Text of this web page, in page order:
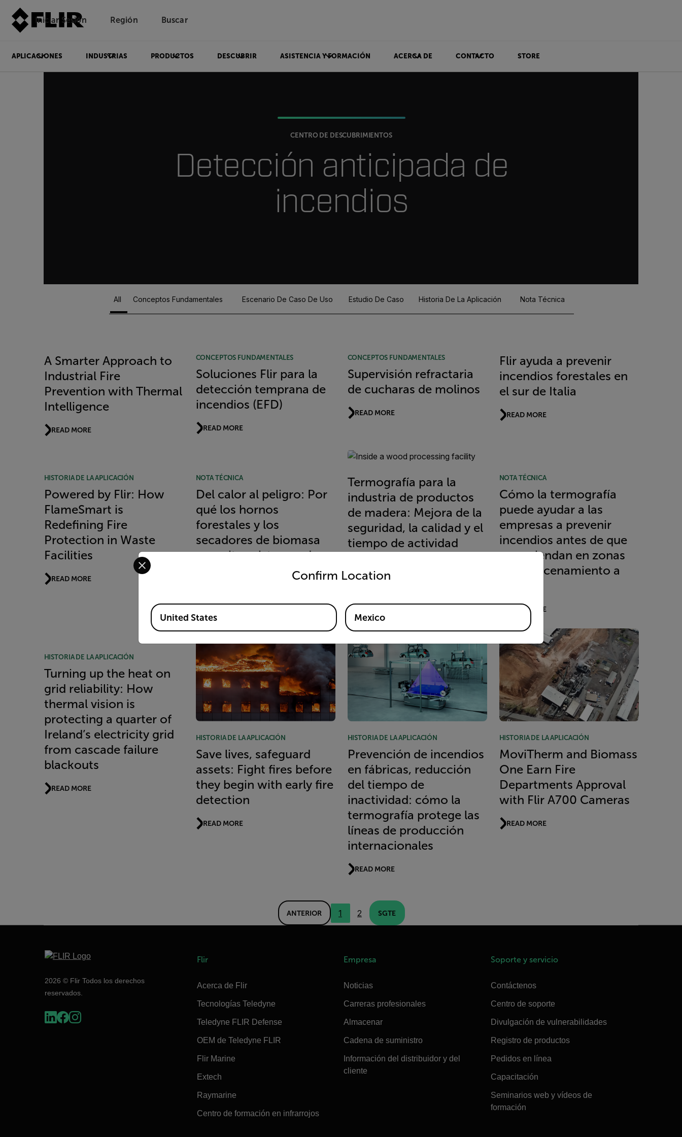
Iniciar Sesión Región Buscar
APLICACIONES INDUSTRIAS PRODUCTOS DESCUBRIR ASISTENCIA Y FORMACIÓN ACERCA DE CONTACTO STORE
CENTRO DE DESCUBRIMIENTOS
Detección anticipada de
incendios
Article Listing
All Conceptos Fundamentales Escenario De Caso De Uso Estudio De Caso Historia De La Aplicación Nota Técnica
A Smarter Approach to
Industrial Fire
Prevention with Thermal
Intelligence
READ MORE
CONCEPTOS FUNDAMENTALES
Soluciones Flir para la
detección temprana de
incendios (EFD)
READ MORE
CONCEPTOS FUNDAMENTALES
Supervisión refractaria
de cucharas de molinos
READ MORE
Flir ayuda a prevenir
incendios forestales en
el sur de Italia
READ MORE
HISTORIA DE LA APLICACIÓN
Powered by Flir: How
FlameSmart is
Redefining Fire
Protection in Waste
Facilities
READ MORE
NOTA TÉCNICA
Del calor al peligro: Por
qué los hornos
forestales y los
secadores de biomasa
necesitan sistemas de
detección temprana de
Termografía para la
industria de productos
de madera: Mejora de la
seguridad, la calidad y el
tiempo de actividad
READ MORE
NOTA TÉCNICA
Cómo la termografía
puede ayudar a las
empresas a prevenir
incendios antes de que
se enciendan en zonas
de almacenamiento a
READ MORE
HISTORIA DE LA APLICACIÓN
Turning up the heat on
grid reliability: How
thermal vision is
protecting a quarter of
Ireland’s electricity grid
from cascade failure
blackouts
READ MORE
HISTORIA DE LA APLICACIÓN
Save lives, safeguard
assets: Fight fires before
they begin with early fire
detection
READ MORE
HISTORIA DE LA APLICACIÓN
Prevención de incendios
en fábricas, reducción
del tiempo de
inactividad: cómo la
termografía protege las
líneas de producción
internacionales
READ MORE
HISTORIA DE LA APLICACIÓN
MoviTherm and Biomass
One Earn Fire
Departments Approval
with Flir A700 Cameras
READ MORE
ANTERIOR 1 2 SGTE
2026 © Flir Todos los derechos
reservados.
Flir
Acerca de Flir
Tecnologías Teledyne
Teledyne FLIR Defense
OEM de Teledyne FLIR
Flir Marine
Extech
Raymarine
Centro de formación en infrarrojos
Empresa
Noticias
Carreras profesionales
Almacenar
Cadena de suministro
Información del distribuidor y del
cliente
Soporte y servicio
Contáctenos
Centro de soporte
Divulgación de vulnerabilidades
Registro de productos
Pedidos en línea
Capacitación
Seminarios web y vídeos de
formación
Confirm Location
Select your preferred country and language from the options below to access the appropriate version of our website.
Available Locations
United States Mexico